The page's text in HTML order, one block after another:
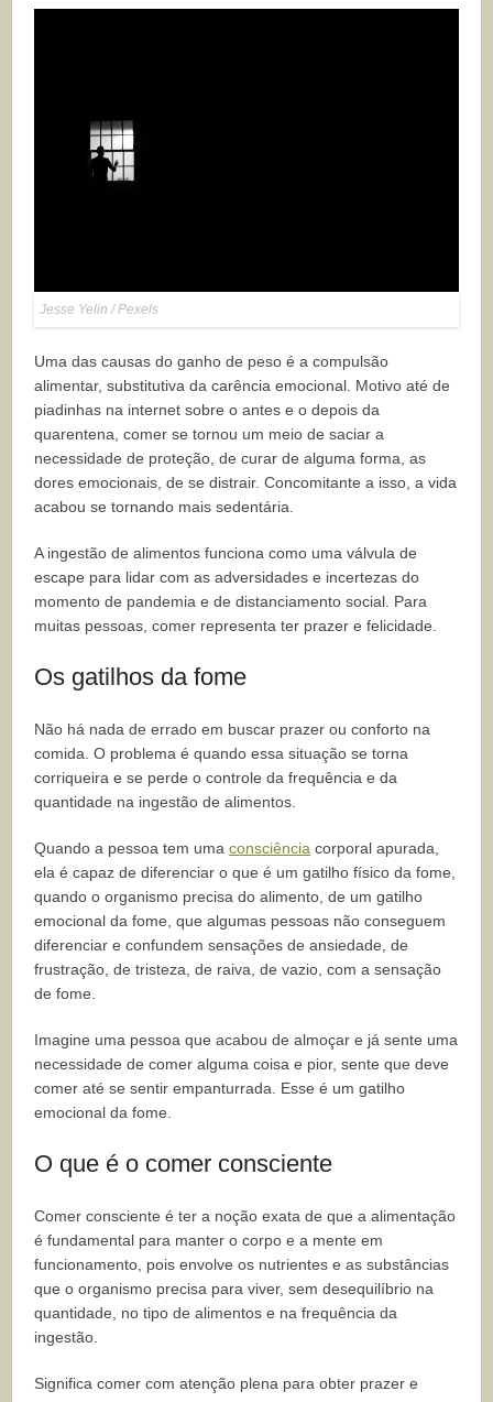
Jesse Yelin / Pexels
Uma das causas do ganho de peso é a compulsão
alimentar, substitutiva da carência emocional. Motivo até de
piadinhas na internet sobre o antes e o depois da
quarentena, comer se tornou um meio de saciar a
necessidade de proteção, de curar de alguma forma, as
dores emocionais, de se distrair. Concomitante a isso, a vida
acabou se tornando mais sedentária.
A ingestão de alimentos funciona como uma válvula de
escape para lidar com as adversidades e incertezas do
momento de pandemia e de distanciamento social. Para
muitas pessoas, comer representa ter prazer e felicidade.
Os gatilhos da fome
Não há nada de errado em buscar prazer ou conforto na
comida. O problema é quando essa situação se torna
corriqueira e se perde o controle da frequência e da
quantidade na ingestão de alimentos.
Quando a pessoa tem umaconsciência corporal apurada,
ela é capaz de diferenciar o que é um gatilho físico da fome,
quando o organismo precisa do alimento, de um gatilho
emocional da fome, que algumas pessoas não conseguem
diferenciar e confundem sensações de ansiedade, de
frustração, de tristeza, de raiva, de vazio, com a sensação
de fome.
Imagine uma pessoa que acabou de almoçar e já sente uma
necessidade de comer alguma coisa e pior, sente que deve
comer até se sentir empanturrada. Esse é um gatilho
emocional da fome.
O que é o comer consciente
Comer consciente é ter a noção exata de que a alimentação
é fundamental para manter o corpo e a mente em
funcionamento, pois envolve os nutrientes e as substâncias
que o organismo precisa para viver, sem desequilíbrio na
quantidade, no tipo de alimentos e na frequência da
ingestão.
Significa comer com atenção plena para obter prazer e